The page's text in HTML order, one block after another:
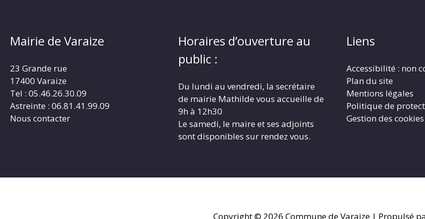
Mairie de Varaize
23 Grande rue
17400 Varaize
Tel : 05.46.26.30.09
Astreinte : 06.81.41.99.09
Nous contacter
Horaires d’ouverture au
public :
Du lundi au vendredi, la secrétaire
de mairie Mathilde vous accueille de
9h à 12h30
Le samedi, le maire et ses adjoints
sont disponibles sur rendez vous.
Liens
Accessibilité : non
Plan du site
Mentions légales
Politique de
Gestion des cookies
Copyright © 2026 Commune de Varaize | Propulsé